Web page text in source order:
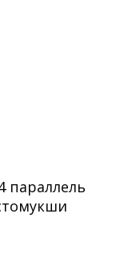
параллель